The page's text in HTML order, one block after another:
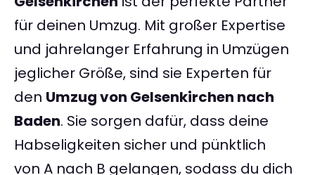
für deinen Umzug. Mit großer Expertise
und jahrelanger Erfahrung in Umzügen
jeglicher Größe, sind sie Experten für
den Umzug von Gelsenkirchen nach
Baden. Sie sorgen dafür, dass deine
Habseligkeiten sicher und pünktlich
von A nach B gelangen, sodass du dich